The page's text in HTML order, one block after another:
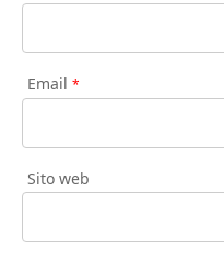
Email *
Sito web